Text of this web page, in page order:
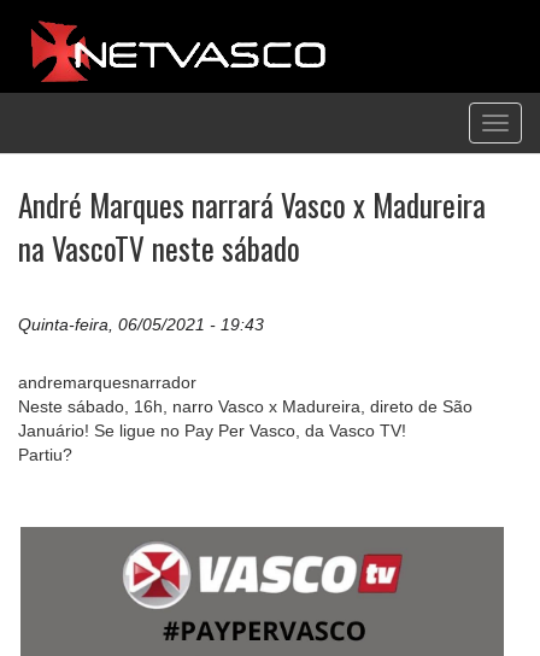
André Marques narrará Vasco x Madureira
na VascoTV neste sábado
Quinta-feira, 06/05/2021 - 19:43
andremarquesnarrador
Neste sábado, 16h, narro Vasco x Madureira, direto de São
Januário! Se ligue no Pay Per Vasco, da Vasco TV!
Partiu?